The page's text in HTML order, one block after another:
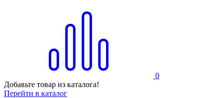
0
Добавьте товар из каталога!
Перейти в каталог